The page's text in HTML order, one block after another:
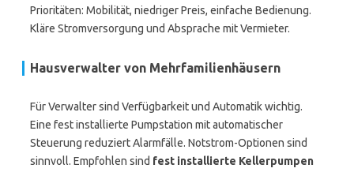
Prioritäten: Mobilität, niedriger Preis, einfache Bedienung.
Kläre Stromversorgung und Absprache mit Vermieter.
Hausverwalter von Mehrfamilienhäusern
Für Verwalter sind Verfügbarkeit und Automatik wichtig.
Eine fest installierte Pumpstation mit automatischer
Steuerung reduziert Alarmfälle. Notstrom-Optionen sind
sinnvoll. Empfohlen sind fest installierte Kellerpumpen